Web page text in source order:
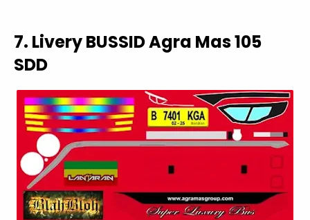
7. Livery BUSSID Agra Mas 105
SDD